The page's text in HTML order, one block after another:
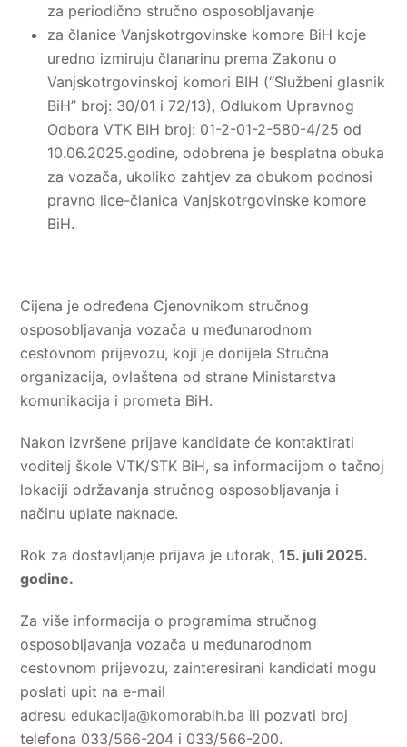
za periodično stručno osposobljavanje
za članice Vanjskotrgovinske komore BiH koje
uredno izmiruju članarinu prema Zakonu o
Vanjskotrgovinskoj komori BIH (“Službeni glasnik
BiH” broj: 30/01 i 72/13), Odlukom Upravnog
Odbora VTK BIH broj: 01-2-01-2-580-4/25 od
10.06.2025.godine, odobrena je besplatna obuka
za vozača, ukoliko zahtjev za obukom podnosi
pravno lice-članica Vanjskotrgovinske komore
BiH.
Cijena je određena Cjenovnikom stručnog
osposobljavanja vozača u međunarodnom
cestovnom prijevozu, koji je donijela Stručna
organizacija, ovlaštena od strane Ministarstva
komunikacija i prometa BiH.
Nakon izvršene prijave kandidate će kontaktirati
voditelj škole VTK/STK BiH, sa informacijom o tačnoj
lokaciji održavanja stručnog osposobljavanja i
načinu uplate naknade.
Rok za dostavljanje prijava je utorak,15. juli 2025.
godine.
Za više informacija o programima stručnog
osposobljavanja vozača u međunarodnom
cestovnom prijevozu, zainteresirani kandidati mogu
poslati upit na e-mail
adresu edukacija@komorabih.ba ili pozvati broj
telefona 033/566-204 i 033/566-200.